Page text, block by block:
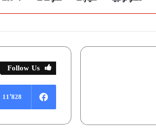
Follow Us
11٬828